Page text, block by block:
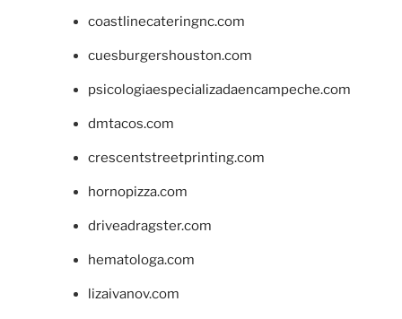
coastlinecateringnc.com
cuesburgershouston.com
psicologiaespecializadaencampeche.com
dmtacos.com
crescentstreetprinting.com
hornopizza.com
driveadragster.com
hematologa.com
lizaivanov.com